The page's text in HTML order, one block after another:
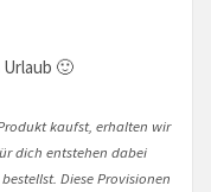
🙂
kaufst, erhalten wir
dich entstehen dabei
Diese Provisionen